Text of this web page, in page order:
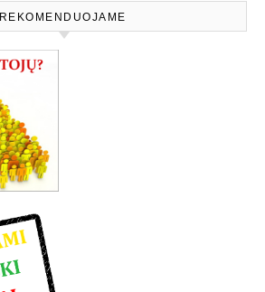
REKOMENDUOJAME